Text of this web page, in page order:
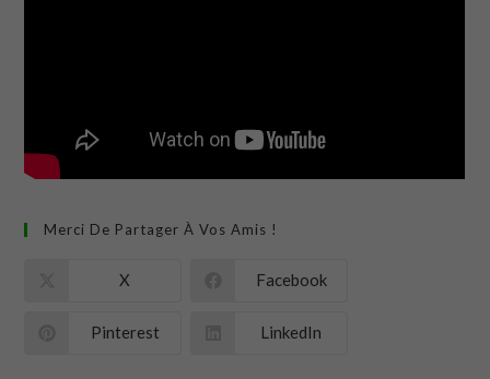
Merci De Partager À Vos Amis !
X Facebook
Pinterest LinkedIn